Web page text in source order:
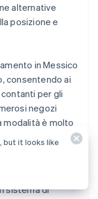
alternative
posizione e
in Messico
consentendo ai
per gli
negozi
modalità è molto
accesso ai
utilizzare
sistema di
but it looks like